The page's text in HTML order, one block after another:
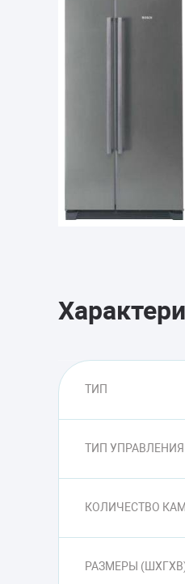
ТИП
ТИП УПРАВЛЕНИЯ
КОЛИЧЕСТВО
РАЗМЕРЫ